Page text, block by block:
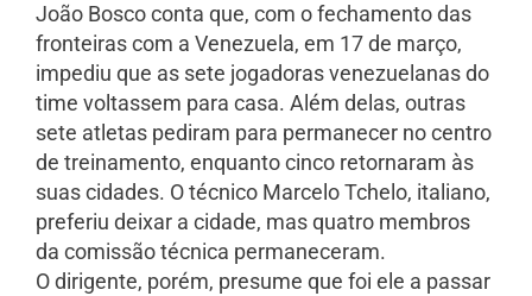
João Bosco conta que, com o fechamento das
fronteiras com a Venezuela, em 17 de março,
impediu que as sete jogadoras venezuelanas do
time voltassem para casa. Além delas, outras
sete atletas pediram para permanecer no centro
de treinamento, enquanto cinco retornaram às
suas cidades. O técnico Marcelo Tchelo, italiano,
preferiu deixar a cidade, mas quatro membros
da comissão técnica permaneceram.
O dirigente, porém, presume que foi ele a passar